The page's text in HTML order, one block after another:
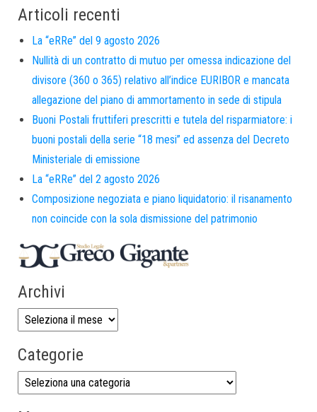
Articoli recenti
La “eRRe” del 9 agosto 2026
Nullità di un contratto di mutuo per omessa indicazione del
divisore (360 o 365) relativo all’indice EURIBOR e mancata
allegazione del piano di ammortamento in sede di stipula
Buoni Postali fruttiferi prescritti e tutela del risparmiatore: i
buoni postali della serie “18 mesi” ed assenza del Decreto
Ministeriale di emissione
La “eRRe” del 2 agosto 2026
Composizione negoziata e piano liquidatorio: il risanamento
non coincide con la sola dismissione del patrimonio
Archivi
Categorie